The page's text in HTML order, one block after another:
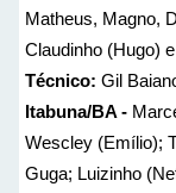
Matheus, Magno,
Claudinho (Hugo)
Técnico: Gil
Itabuna/BA -
Wescley (Emílio);
Guga; Luizinho